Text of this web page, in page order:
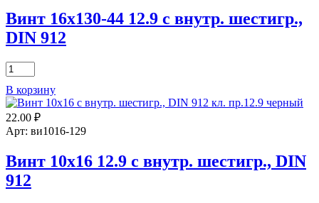
Винт 16х130-44 12.9 с внутр. шестигр.,
DIN 912
Количество
товара
Винт
16х130-
44
12.9
внутр.
шестигр.,
DIN
В корзину
22.00 ₽
Арт: ви1016-129
Винт 10х16 12.9 с внутр. шестигр., DIN
912